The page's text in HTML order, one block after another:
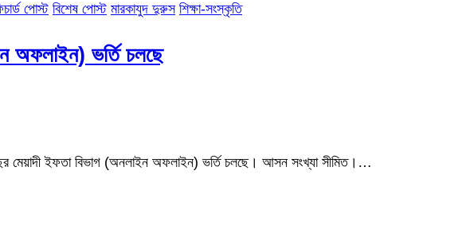
পোস্ট বিশেষ পোস্ট মারকাযুদ দুরুস শিক্ষা-সংস্কৃতি
অফলাইন) ভর্তি চলছে
মেয়াদী ইফতা বিভাগ (অনলাইন অফলাইন) ভর্তি চলছে। আসন সংখ্যা সীমিত।…